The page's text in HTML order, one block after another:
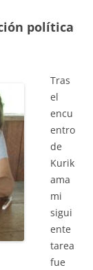
política
Tras
el
encu
entro
de
Kurik
ama
mi
sigui
ente
tarea
fue